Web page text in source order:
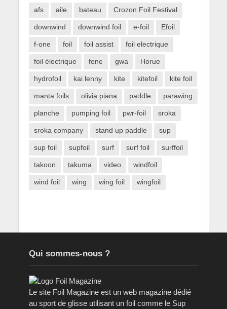
afs aile bateau Crozon Foil Festival
downwind downwind foil e-foil Efoil
f-one foil foil assist foil electrique
foil électrique fone gwa Horue
hydrofoil kai lenny kite kitefoil kite foil
manta foils olivia piana paddle parawing
planche pumping foil pwr-foil sroka
sroka company stand up paddle sup
sup foil supfoil surf surf foil surffoil
takoon takuma video windfoil
wind foil wing wing foil wingfoil
Qui sommes-nous ?
Le site Foil Magazine est un web magazine dédié
au sport de glisse utilisant un foil comme le Sup